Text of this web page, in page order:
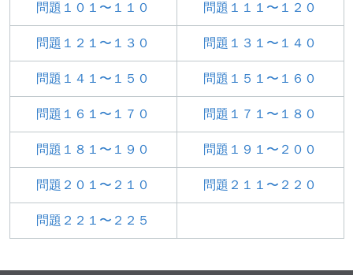
問題１０１〜１１０ 問題１１１〜１２０
問題１２１〜１３０ 問題１３１〜１４０
問題１４１〜１５０ 問題１５１〜１６０
問題１６１〜１７０ 問題１７１〜１８０
問題１８１〜１９０ 問題１９１〜２００
問題２０１〜２１０ 問題２１１〜２２０
問題２２１〜２２５